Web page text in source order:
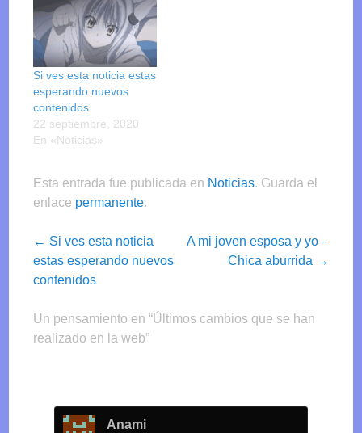
Si ves esta noticia estas
esperando nuevos
contenidos
22 septiembre, 2020
En «Noticias»
Esta entrada fue publicada en Noticias. Guarda el
enlace permanente.
Post
navigation
← Si ves esta noticia
estas esperando nuevos
contenidos
A mi joven esposa y yo –
Chica aburrida →
Un pensamiento en “Últimos cambios que se han
realizado en la web”
Anami